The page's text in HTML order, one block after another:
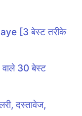
[3 बेस्ट तरीके
30 बेस्ट
दस्तावेज,